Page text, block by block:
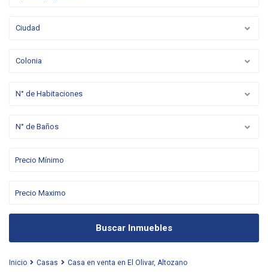
Ciudad
Colonia
N° de Habitaciones
N° de Baños
Buscar Inmuebles
Inicio Casas Casa en venta en El Olivar, Altozano